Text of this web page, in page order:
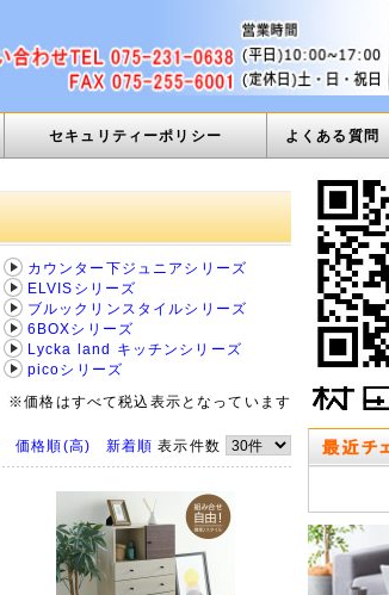
セキュリティーポリシー よくある質問
カウンター下ジュニアシリーズ
ELVISシリーズ
ブルックリンスタイルシリーズ
6BOXシリーズ
Lycka land キッチンシリーズ
picoシリーズ
※価格はすべて税込表示となっています
価格順(高) 新着順 表示件数